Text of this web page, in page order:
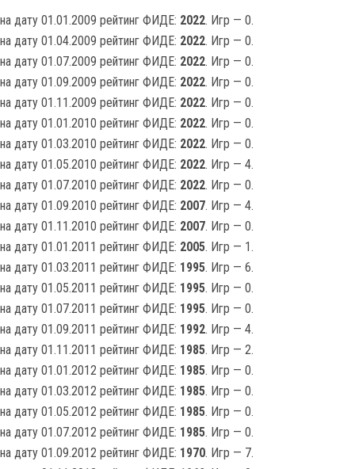
на дату 01.01.2009 рейтинг ФИДЕ: 2022. Игр — 0.
на дату 01.04.2009 рейтинг ФИДЕ: 2022. Игр — 0.
на дату 01.07.2009 рейтинг ФИДЕ: 2022. Игр — 0.
на дату 01.09.2009 рейтинг ФИДЕ: 2022. Игр — 0.
на дату 01.11.2009 рейтинг ФИДЕ: 2022. Игр — 0.
на дату 01.01.2010 рейтинг ФИДЕ: 2022. Игр — 0.
на дату 01.03.2010 рейтинг ФИДЕ: 2022. Игр — 0.
на дату 01.05.2010 рейтинг ФИДЕ: 2022. Игр — 4.
на дату 01.07.2010 рейтинг ФИДЕ: 2022. Игр — 0.
на дату 01.09.2010 рейтинг ФИДЕ: 2007. Игр — 4.
на дату 01.11.2010 рейтинг ФИДЕ: 2007. Игр — 0.
на дату 01.01.2011 рейтинг ФИДЕ: 2005. Игр — 1.
на дату 01.03.2011 рейтинг ФИДЕ: 1995. Игр — 6.
на дату 01.05.2011 рейтинг ФИДЕ: 1995. Игр — 0.
на дату 01.07.2011 рейтинг ФИДЕ: 1995. Игр — 0.
на дату 01.09.2011 рейтинг ФИДЕ: 1992. Игр — 4.
на дату 01.11.2011 рейтинг ФИДЕ: 1985. Игр — 2.
на дату 01.01.2012 рейтинг ФИДЕ: 1985. Игр — 0.
на дату 01.03.2012 рейтинг ФИДЕ: 1985. Игр — 0.
на дату 01.05.2012 рейтинг ФИДЕ: 1985. Игр — 0.
на дату 01.07.2012 рейтинг ФИДЕ: 1985. Игр — 0.
на дату 01.09.2012 рейтинг ФИДЕ: 1970. Игр — 7.